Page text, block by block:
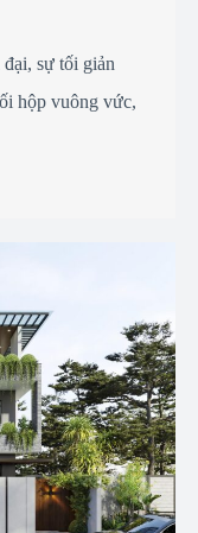
sự tối giản
hộp vuông vức,